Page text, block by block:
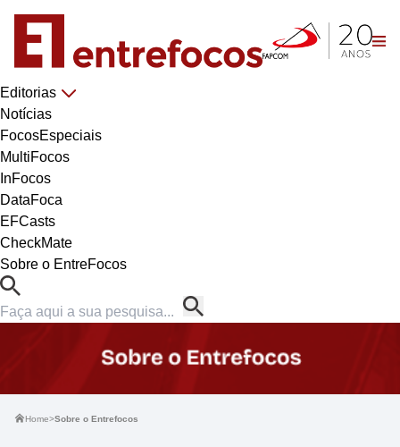
Editorias
Notícias
FocosEspeciais
MultiFocos
InFocos
DataFoca
EFCasts
CheckMate
Sobre o EntreFocos
Home>Sobre o Entrefocos